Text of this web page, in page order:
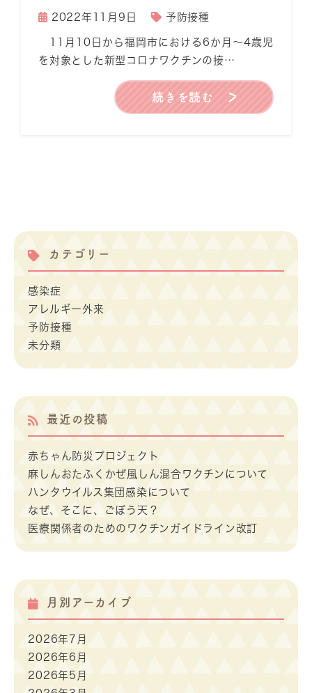
2022年11月9日 予防接種
11月10日から福岡市における6か月〜4歳児
を対象とした新型コロナワクチンの接…
続きを読む
カテゴリー
感染症
アレルギー外来
予防接種
未分類
最近の投稿
赤ちゃん防災プロジェクト
麻しんおたふくかぜ風しん混合ワクチンについて
ハンタウイルス集団感染について
なぜ、そこに、ごぼう天？
医療関係者のためのワクチンガイドライン改訂
月別アーカイブ
2026年7月
2026年6月
2026年5月